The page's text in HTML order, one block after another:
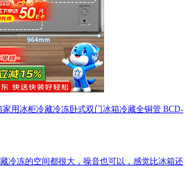
用冰柜冷藏冷冻卧式双门冰箱冷藏全铜管 BCD-
冷冻的空间都很大，噪音也可以，感觉比冰箱还